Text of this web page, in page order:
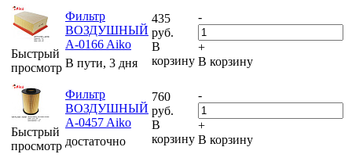
Быстрый
просмотр
Фильтр
ВОЗДУШНЫЙ
A-0166 Aiko
В пути, 3 дня
435
руб.
В
корзину
-
+
В корзину
Быстрый
просмотр
Фильтр
ВОЗДУШНЫЙ
A-0457 Aiko
достаточно
760
руб.
В
корзину
-
+
В корзину